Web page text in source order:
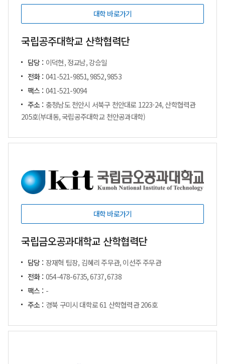
대학 바로가기
국립공주대학교 산학협력단
담당 : 이덕현, 정교남, 강승일
전화 : 041-521-9851, 9852, 9853
팩스 : 041-521-9094
주소 : 충청남도 천안시 서북구 천안대로 1223-24, 산학협력관
205호(부대동, 국립공주대학교 천안공과대학)
대학 바로가기
국립금오공과대학교 산학협력단
담당 : 장재혁 팀장, 김혜리 주무관, 이선주 주무관
전화 : 054-478-6735, 6737, 6738
팩스 : -
주소 : 경북 구미시 대학로 61 산학협력관 206호